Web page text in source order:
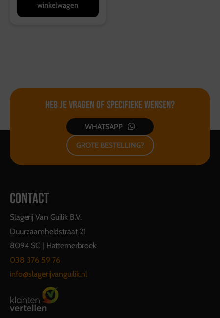
winkelwagen
Heb je vragen ofspecifieke wensen?
WHATSAPP
GROTE BESTELLING?
CONTACT
Slagerij Van Guilik B.V.
Duurzaamheidstraat 21
8094 SC | Hattemerbroek
038 376 59 76
info@slagerijvanguilik.nl